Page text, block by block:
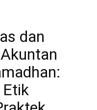
dan
Etik